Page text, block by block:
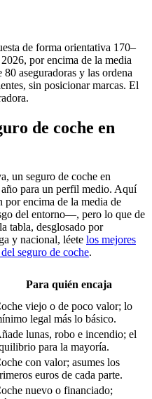
de forma orientativa 170–
por encima de la media
aseguradoras y las ordena
sin posicionar marcas. El
de coche en
un seguro de coche en
para un perfil medio. Aquí
encima de la media de
del entorno—, pero lo que de
tabla, desglosado por
y nacional, léete los mejores
seguro de coche.
Para quién encaja
viejo o de poco valor; lo
legal más lo básico.
lunas, robo e incendio; el
para la mayoría.
con valor; asumes los
euros de cada parte.
nuevo o financiado;